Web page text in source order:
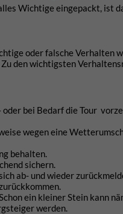
Wichtige eingepackt, ist
oder falsche Verhalten
den wichtigsten
bei Bedarf die Tour
wegen eine
behalten.
sichern.
ab- und wieder
ein kleiner Stein kann
werden.